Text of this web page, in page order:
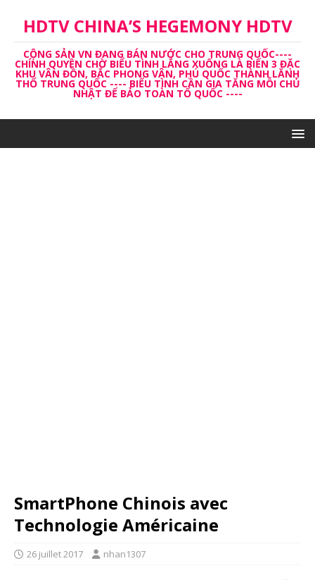
HDTV CHINA’S HEGEMONY HDTV
CỘNG SẢN VN ĐANG BÁN NƯỚC CHO TRUNG QUỐC----
CHÍNH QUYỀN CHỜ BIỂU TÌNH LẮNG XUỐNG LÀ BIẾN 3 ĐẶC
KHU VÂN ĐỒN, BẮC PHONG VÂN, PHÚ QUỐC THÀNH LĂNH
THỔ TRUNG QUỐC ---- BIỂU TÌNH CẦN GIA TĂNG MỖI CHỦ
NHẬT ĐỂ BẢO TOÀN TỔ QUỐC ----
SmartPhone Chinois avec
Technologie Américaine
26 juillet 2017 nhan1307